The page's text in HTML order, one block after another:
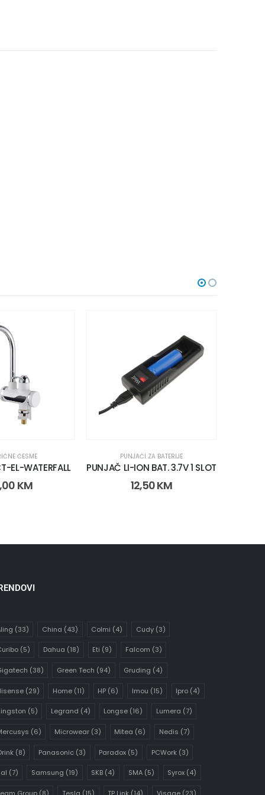
ČESME
EL-WATERFALL
KM
PUNJAČI ZA BATERIJE
PUNJAČ LI-ION BAT. 3.7V 1 SLOT
12,50KM
(33) China (43) Colmi (4) Cudy(3)
(5) Dahua (18) Eti (9) Falcom (3)
(38) Green Tech (94) Gruding (4)
(29) Home(11) HP (6) Imou (15) Ipro (4)
(5) Legrand (4) Longse (16) Lumera (7)
(6) Microwear(3) Mitea (6) Nedis (7)
(8) Panasonic(3) Paradox (5) PCWork(3)
(7) Samsung (19) SKB (4) SMA(5) Syrox (4)
Group(8) Tesla (15) TP Link (14) Visage(23)